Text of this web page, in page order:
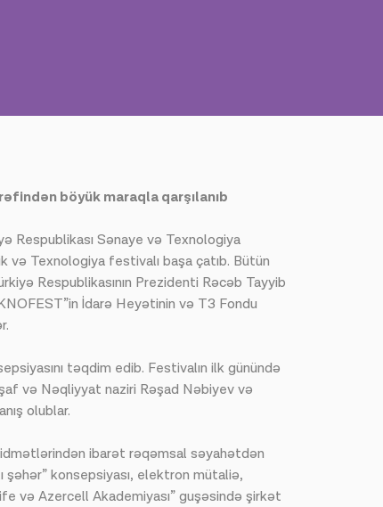
böyük maraqla qarşılanıb
Respublikası Sənaye və Texnologiya
və Texnologiya festivalı başa çatıb. Bütün
Respublikasının Prezidenti Rəcəb Tayyib
İdarə Heyətinin və T3 Fondu
təqdim edib. Festivalın ilk günündə
və Nəqliyyat naziri Rəşad Nəbiyev və
olublar.
ibarət rəqəmsal səyahətdən
şəhər” konsepsiyası, elektron mütaliə,
və Azercell Akademiyası” guşəsində şirkət